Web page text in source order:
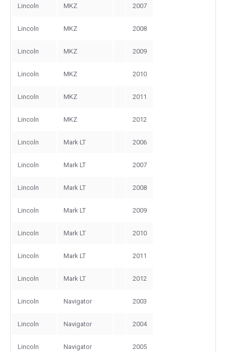
Lincoln MKZ 2007
Lincoln MKZ 2008
Lincoln MKZ 2009
Lincoln MKZ 2010
Lincoln MKZ 2011
Lincoln MKZ 2012
Lincoln Mark LT 2006
Lincoln Mark LT 2007
Lincoln Mark LT 2008
Lincoln Mark LT 2009
Lincoln Mark LT 2010
Lincoln Mark LT 2011
Lincoln Mark LT 2012
Lincoln Navigator 2003
Lincoln Navigator 2004
Lincoln Navigator 2005